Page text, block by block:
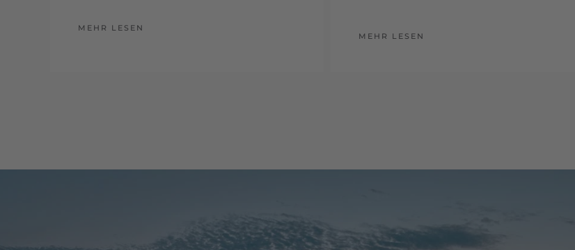
MEHR LESEN
MEHR LESEN